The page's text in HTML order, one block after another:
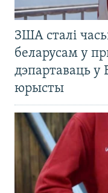
ЗША сталі
беларусам у
дэпартаваць у
юрысты